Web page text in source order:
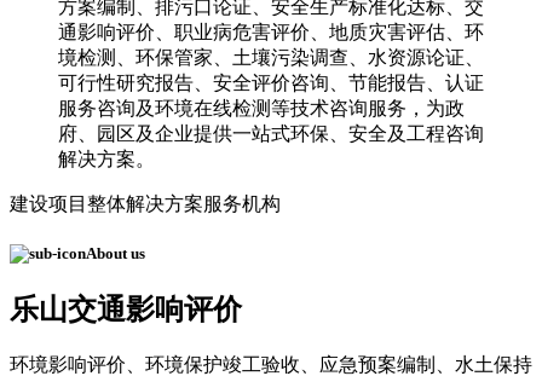
建设项目整体解决方案服务机构
About us
乐山交通影响评价
环境影响评价、环境保护竣工验收、应急预案编制、水土保持